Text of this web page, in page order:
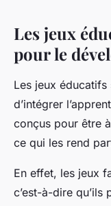
Les jeux
pour le
Les jeux
d’intégrer
conçus pour être
ce qui les rend
En effet, les jeux
c’est-à-dire qu’ils